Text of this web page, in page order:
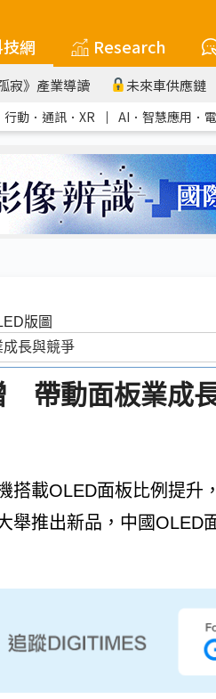
網 Research
寂》產業導讀 未來車供應鏈
行動．通訊．XR ｜ AI．智慧應用．
版圖
帶動面板業成
搭載OLED面板比例提升
舉推出新品，中國OLED